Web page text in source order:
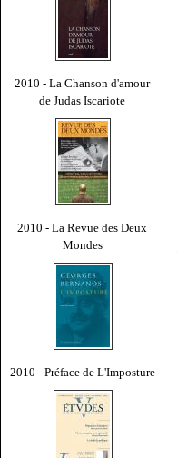
2010 - La Chanson d'amour
de Judas Iscariote
2010 - La Revue des Deux
Mondes
2010 - Préface de L'Imposture